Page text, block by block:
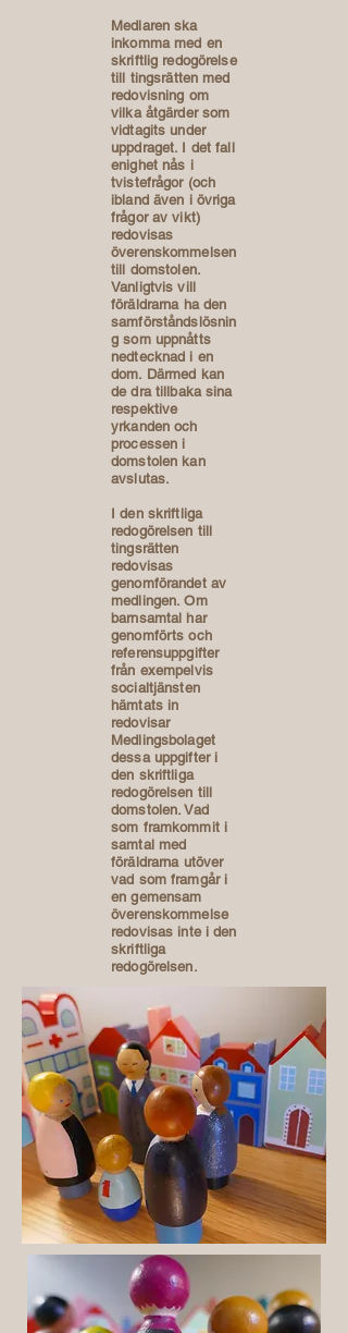
Medlaren ska
inkomma med en
skriftlig redogörelse
till tingsrätten med
redovisning om
vilka åtgärder som
vidtagits under
uppdraget. I det fall
enighet nås i
tvistefrågor (och
ibland även i övriga
frågor av vikt)
redovisas
överenskommelsen
till domstolen.
Vanligtvis vill
föräldrarna ha den
samförståndslösnin
g som uppnåtts
nedtecknad i en
dom. Därmed kan
de dra tillbaka sina
respektive
yrkanden och
processen i
domstolen kan
avslutas.
I den skriftliga
redogörelsen till
tingsrätten
redovisas
genomförandet av
medlingen. Om
barnsamtal har
genomförts och
referensuppgifter
från exempelvis
socialtjänsten
hämtats in
redovisar
Medlingsbolaget
dessa uppgifter i
den skriftliga
redogörelsen till
domstolen. Vad
som framkommit i
samtal med
föräldrarna utöver
vad som framgår i
en gemensam
överenskommelse
redovisas inte i den
skriftliga
redogörelsen.